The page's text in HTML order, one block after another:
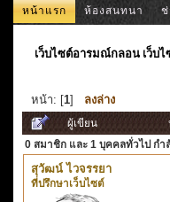
หน้าแรก ห้องสนทนา ช่
เว็บไซต์อารมณ์กลอน เว็บ
หน้า: [1] ลงล่าง
ผู้เขียน
0 สมาชิก และ 1 บุคคลทั่วไป ก
สุวัฒน์ ไวจรรยา
ที่ปรึกษาเว็บไซต์